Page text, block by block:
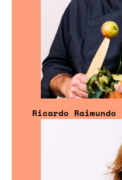
Ricardo Raimundo